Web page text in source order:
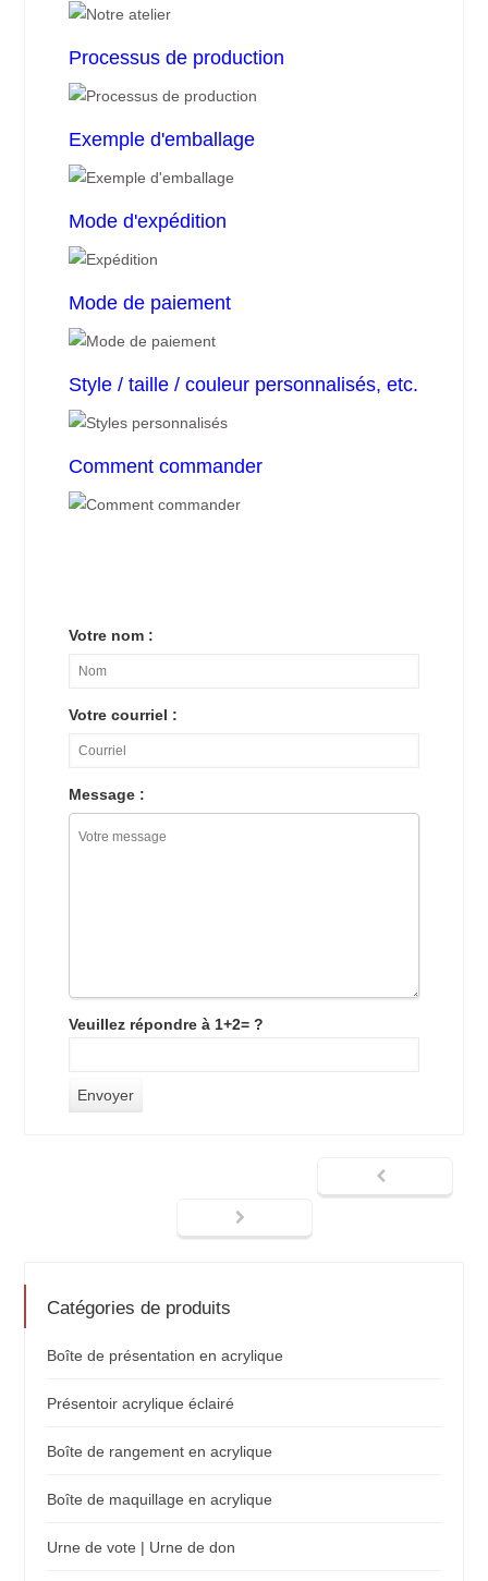
Processus de production
Exemple d'emballage
Mode d'expédition
Mode de paiement
Style / taille / couleur personnalisés, etc.
Comment commander
Votre nom :
Votre courriel :
Message :
Veuillez répondre à 1+2= ?
Catégories de produits
Boîte de présentation en acrylique
Présentoir acrylique éclairé
Boîte de rangement en acrylique
Boîte de maquillage en acrylique
Urne de vote | Urne de don